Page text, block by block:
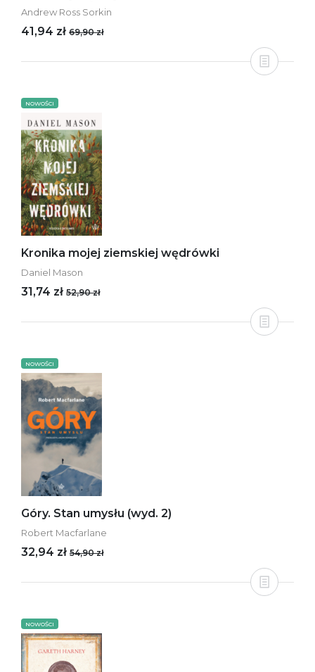
Andrew Ross Sorkin
41,94 zł 69,90 zł
NOWOŚCI
Kronika mojej ziemskiej wędrówki
Daniel Mason
31,74 zł 52,90 zł
NOWOŚCI
Góry. Stan umysłu (wyd. 2)
Robert Macfarlane
32,94 zł 54,90 zł
NOWOŚCI